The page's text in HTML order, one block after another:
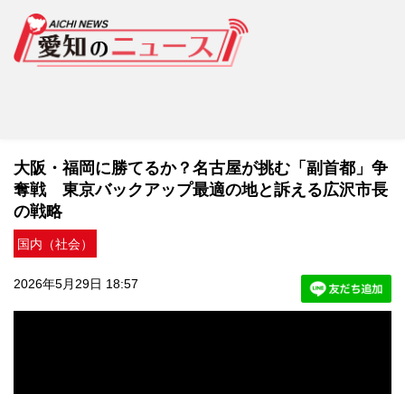
大阪・福岡に勝てるか？名古屋が挑む「副首都」争
奪戦 東京バックアップ最適の地と訴える広沢市長
の戦略
国内（社会）
2026年5月29日 18:57